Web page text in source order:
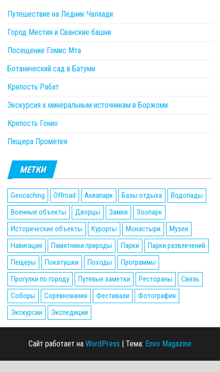
Путешествие на Ледник Чалаади
Город Местия и Сванские башни
Посещение Гомис Мта
Ботанический сад в Батуми
Крепость Рабат
Экскурсия к минеральным источникам в Боржоми
Крепость Гонио
Пещера Прометея
МЕТКИ
Geocaching Offroad Аквапарк Базы отдыха
Водопады
Военные объекты
Дворцы Замки
Зоопарк
Исторические объекты
Курорты Монастыри
Музеи
Навигация
Памятники природы Парки
Парки развлечений
Пещеры
Покатушки Походы
Программы
Прогулки по городу
Путевые заметки Рестораны
Связь
Соборы
Соревнования Фестивали
Фотография
Экскурсии
Экспедиции
Сайт работает на WordPress | Тема: Envo Magazine